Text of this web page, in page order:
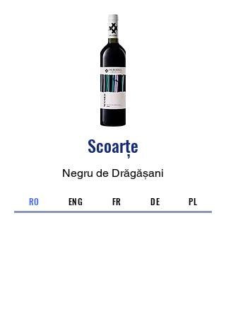
Scoarțe
Negru de Drăgășani
RO ENG FR DE PL